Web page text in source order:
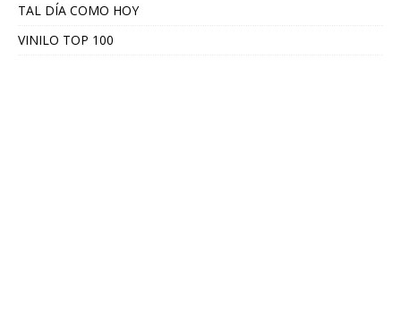
TAL DÍA COMO HOY
VINILO TOP 100